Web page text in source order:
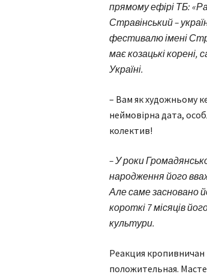
прямому ефірі ТБ:
Стравінський –
фестивалю імені
має козацькі
Україні.
– Вам як художньому
неймовірна дата,
колектив!
– У роки
народження його
Але саме засновано
короткі 7 місяців
культури.
Реакция
положительная.